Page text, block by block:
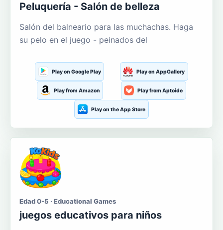
Peluquería - Salón de belleza
Salón del balneario para las muchachas. Haga
su pelo en el juego - peinados del
Play on Google Play Play on AppGallery
Play from Amazon Play from Aptoide
Play on the App Store
Edad 0-5 · Educational Games
juegos educativos para niños